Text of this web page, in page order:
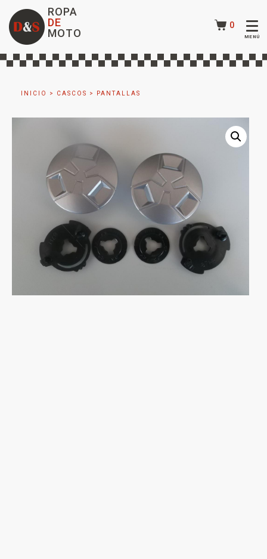
ROPA
DE
MOTO
0
INICIO > CASCOS > PANTALLAS